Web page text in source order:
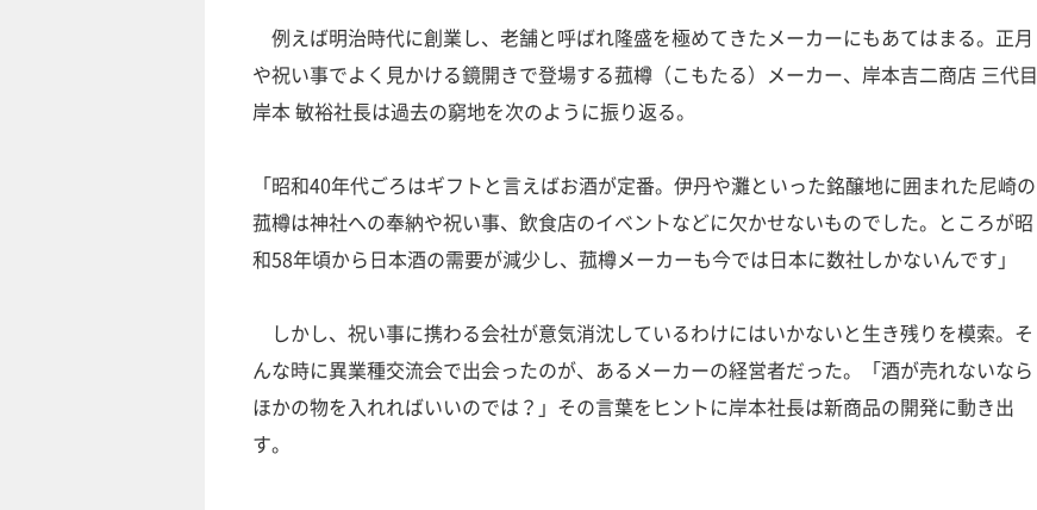
例えば明治時代に創業し、老舗と呼ばれ隆盛を極めてきたメーカーにもあてはまる。正月
や祝い事でよく見かける鏡開きで登場する菰樽（こもたる）メーカー、岸本吉二商店 三代目
岸本 敏裕社長は過去の窮地を次のように振り返る。
「昭和40年代ごろはギフトと言えばお酒が定番。伊丹や灘といった銘醸地に囲まれた尼崎の
菰樽は神社への奉納や祝い事、飲食店のイベントなどに欠かせないものでした。ところが昭
和58年頃から日本酒の需要が減少し、菰樽メーカーも今では日本に数社しかないんです」
しかし、祝い事に携わる会社が意気消沈しているわけにはいかないと生き残りを模索。そ
んな時に異業種交流会で出会ったのが、あるメーカーの経営者だった。「酒が売れないなら
ほかの物を入れればいいのでは？」その言葉をヒントに岸本社長は新商品の開発に動き出
す。